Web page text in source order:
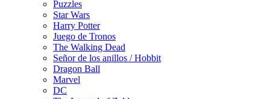
Puzzles
Star Wars
Harry Potter
Juego de Tronos
The Walking Dead
Señor de los anillos / Hobbit
Dragon Ball
Marvel
DC